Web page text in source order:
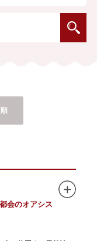
会のオアシス